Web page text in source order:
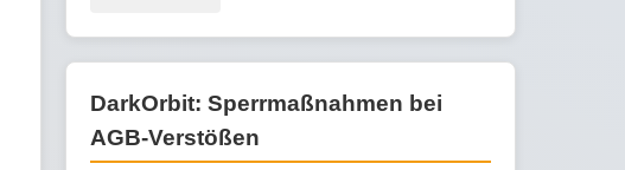
DarkOrbit: Sperrmaßnahmen bei
AGB-Verstößen